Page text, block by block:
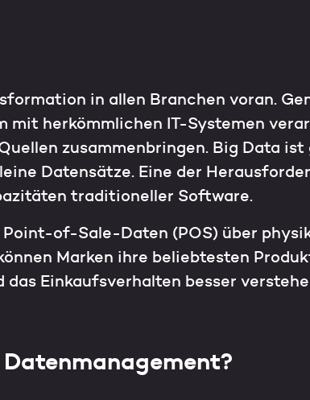
in allen Branchen voran.
mit herkömmlichen IT-Systemen
zusammenbringen. Big Data
Datensätze. Eine der
traditioneller Software.
of-Sale-Daten (POS) über
Marken ihre beliebtesten
Einkaufsverhalten besser